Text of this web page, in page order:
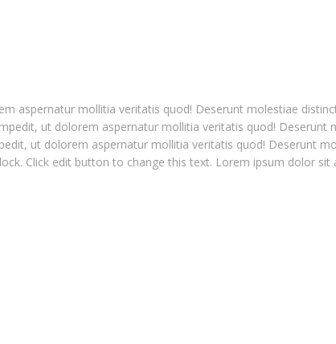
aspernatur mollitia veritatis quod! Deserunt molestiae
ut dolorem aspernatur mollitia veritatis quod! Deserunt
ut dolorem aspernatur mollitia veritatis quod! Deserunt
Click edit button to change this text. Lorem ipsum dolor